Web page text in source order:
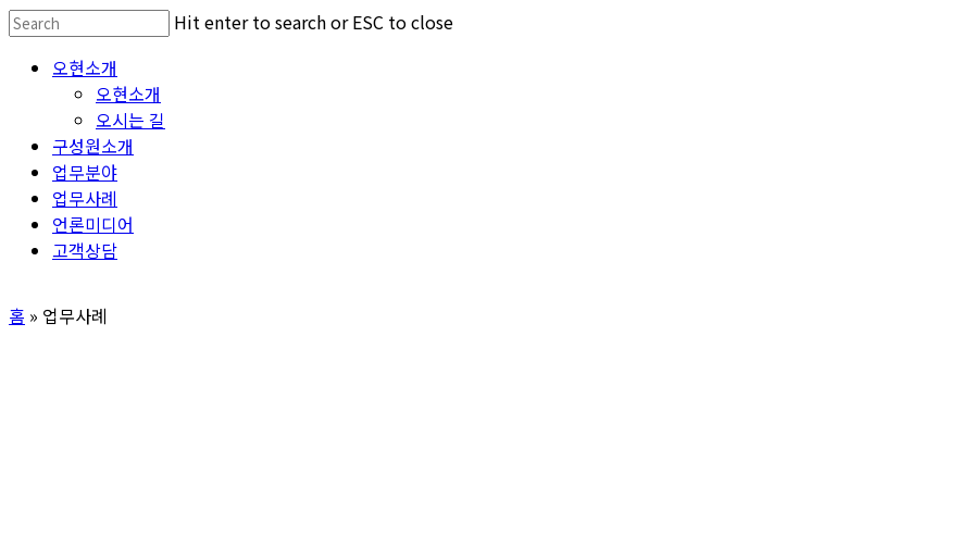
Skip
main
Hit enter to search or ESC to close
Search
Menu 오현소개
오현소개
오시는 길
구성원소개
업무분야
업무사례
언론미디어
고객상담
홈 » 업무사례